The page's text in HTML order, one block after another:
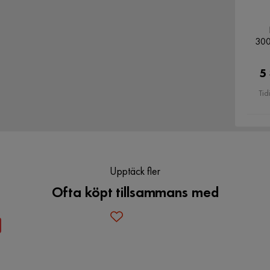
5
Upptäck fler
Ofta köpt tillsammans med